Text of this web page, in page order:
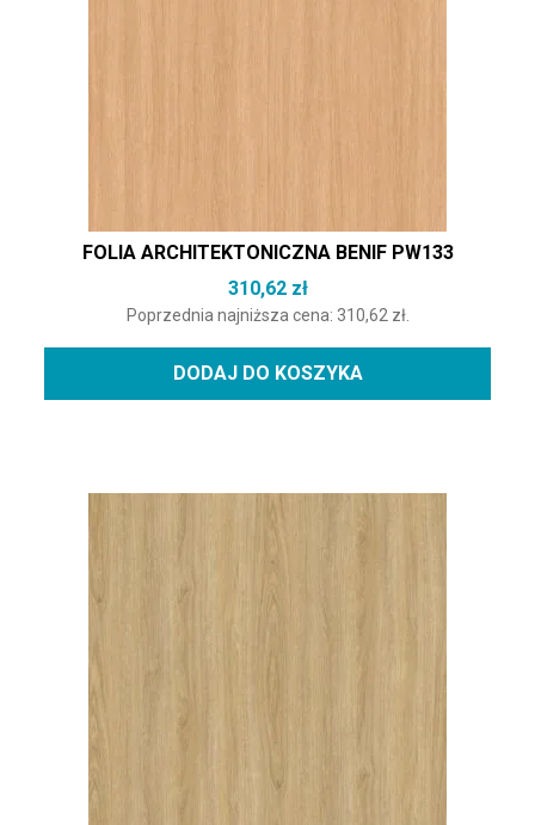
FOLIA ARCHITEKTONICZNA BENIF PW133
310,62 zł
Poprzednia najniższa cena: 310,62 zł.
DODAJ DO KOSZYKA